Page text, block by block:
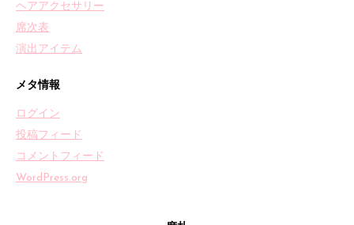
ヘアアクセサリー
席次表
演出アイテム
メタ情報
ログイン
投稿フィード
コメントフィード
WordPress.org